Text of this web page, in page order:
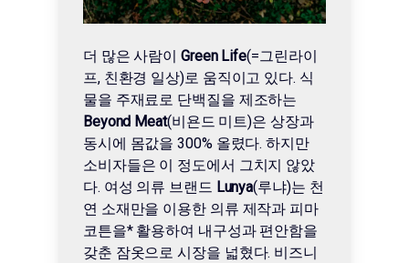
더 많은 사람이Green Life(=그린라이
프, 친환경 일상)로 움직이고 있다. 식
물을 주재료로 단백질을 제조하는
Beyond Meat(비욘드 미트)은 상장과
동시에 몸값을 300% 올렸다. 하지만
소비자들은 이 정도에서 그치지 않았
다. 여성 의류 브랜드 Lunya(루냐)는 천
연 소재만을 이용한 의류 제작과 피마
코튼을* 활용하여 내구성과 편안함을
갖춘 잠옷으로 시장을 넓혔다. 비즈니